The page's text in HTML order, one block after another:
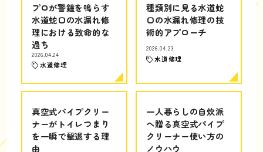
プロが警鐘を鳴らす
水道蛇口の水漏れ修
理における致命的な
過ち
2026.04.24
水道修理
種類別に見る水道蛇
口の水漏れ修理の技
術的アプローチ
2026.04.23
水道修理
真空式パイプクリー
ナーがトイレつまり
を一瞬で撃退する理
由
一人暮らしの自炊派
へ贈る真空式パイプ
クリーナー使い方の
ノウハウ